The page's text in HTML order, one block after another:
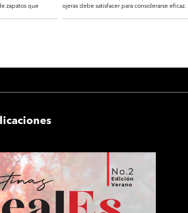
zapatos que
ojeras debe satisfacer para considerarse eficaz.